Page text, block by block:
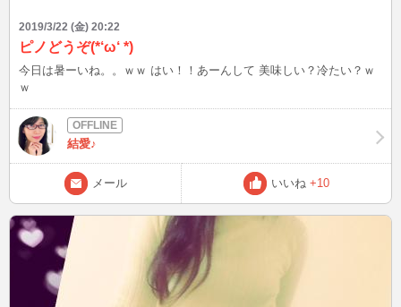
2019/3/22 (金) 20:22
ピノどうぞ(*‘ω‘ *)
今日は暑ーいね。。ｗｗ はい！！あーんして 美味しい？冷たい？ｗ
ｗ
結愛♪
メール いいね +10